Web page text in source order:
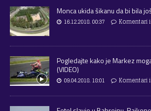
Monca ukida šikanu da bi bila
16.12.2018. 00:37 Komentari
Pogledajte kako je Markez
(VIDEO)
09.04.2018. 18:01 Komentari